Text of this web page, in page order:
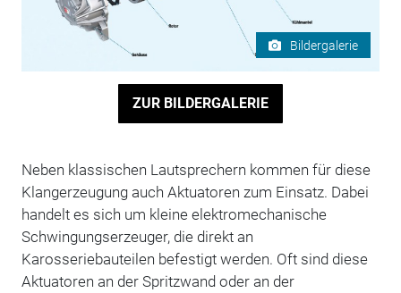
Bildergalerie
ZUR BILDERGALERIE
Neben klassischen Lautsprechern kommen für diese
Klangerzeugung auch Aktuatoren zum Einsatz. Dabei
handelt es sich um kleine elektromechanische
Schwingungserzeuger, die direkt an
Karosseriebauteilen befestigt werden. Oft sind diese
Aktuatoren an der Spritzwand oder an der